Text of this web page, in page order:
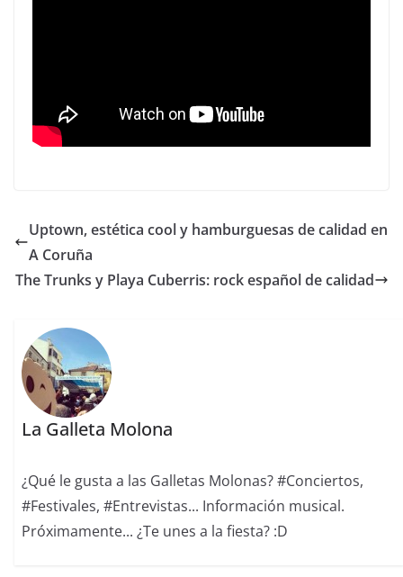
Uptown, estética cool y hamburguesas de calidad en
A Coruña
The Trunks y Playa Cuberris: rock español de calidad
La Galleta Molona
¿Qué le gusta a las Galletas Molonas? #Conciertos,
#Festivales, #Entrevistas... Información musical.
Próximamente... ¿Te unes a la fiesta? :D